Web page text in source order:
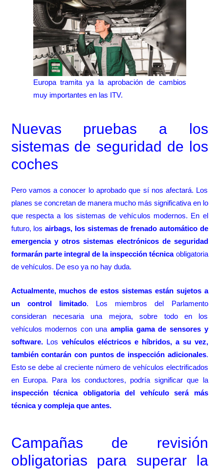
Europa tramita ya la aprobación de cambios
muy importantes en las ITV.
Nuevas pruebas a los
sistemas de seguridad de los
coches
Pero vamos a conocer lo aprobado que sí nos afectará. Los
planes se concretan de manera mucho más significativa en lo
que respecta a los sistemas de vehículos modernos. En el
futuro, los airbags, los sistemas de frenado automático de
emergencia y otros sistemas electrónicos de seguridad
formarán parte integral de la inspección técnicaobligatoria
de vehículos. De eso ya no hay duda.
Actualmente, muchos de estos sistemas están sujetos a
un control limitado. Los miembros del Parlamento
consideran necesaria una mejora, sobre todo en los
vehículos modernos con una amplia gama de sensores y
software. Los vehículos eléctricos e híbridos, a su vez,
también contarán con puntos de inspección adicionales.
Esto se debe al creciente número de vehículos electrificados
en Europa. Para los conductores, podría significar que la
inspección técnica obligatoria del vehículo será más
técnica y compleja que antes.
Campañas de revisión
obligatorias para superar la